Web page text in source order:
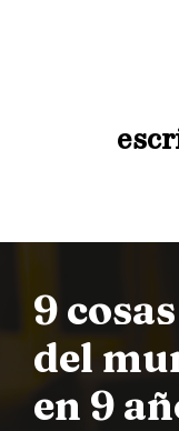
9
del
en 9